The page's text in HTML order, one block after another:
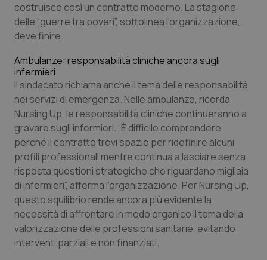
Tiroide
Tumore ovarico
Tumori del Polmone & Testa Collo
Tumori gastrointestinali
Ulcera & Reflusso
Vaccini
costruisce così un contratto moderno. La stagione
delle “guerre tra poveri”, sottolinea l’organizzazione,
deve finire.
Ambulanze: responsabilità cliniche ancora sugli
infermieri
Il sindacato richiama anche il tema delle responsabilità
nei servizi di emergenza. Nelle ambulanze, ricorda
Nursing Up, le responsabilità cliniche continueranno a
gravare sugli infermieri. “È difficile comprendere
perché il contratto trovi spazio per ridefinire alcuni
profili professionali mentre continua a lasciare senza
risposta questioni strategiche che riguardano migliaia
di infermieri”, afferma l’organizzazione. Per Nursing Up,
questo squilibrio rende ancora più evidente la
necessità di affrontare in modo organico il tema della
valorizzazione delle professioni sanitarie, evitando
interventi parziali e non finanziati.